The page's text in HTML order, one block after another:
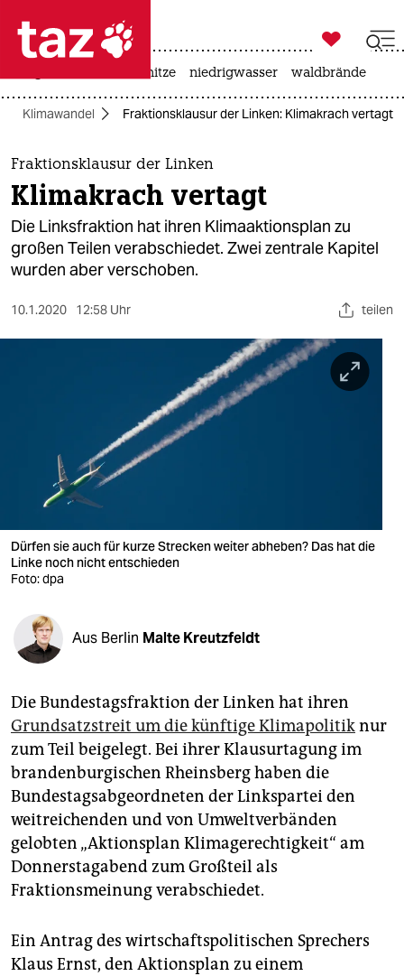
 taz zahl ich
taz zahl ich
themen
politik
öko
wahrheit
verlag
verlag
shop
fragen & hilfe
unterstützen
abo
genossenschaft
epaper login

taz zahl ich
hitze niedrigwasser waldbrände
Klimawandel Fraktionsklausur der Linken: Klimakrach vertagt
Fraktionsklausur der Linken
Klimakrach vertagt
Die Linksfraktion hat ihren Klimaaktionsplan zu
großen Teilen verabschiedet. Zwei zentrale Kapitel
wurden aber verschoben.
10.1.2020 12:58 Uhr teilen
Dürfen sie auch für kurze Strecken weiter abheben? Das hat die
Linke noch nicht entschieden
Foto: dpa
Aus Berlin Malte Kreutzfeldt
Die Bundestagsfraktion der Linken hat ihren
Grundsatzstreit um die künftige Klimapolitiknur
zum Teil beigelegt. Bei ihrer Klausurtagung im
brandenburgischen Rheinsberg haben die
Bundestagsabgeordneten der Linkspartei den
weitreichenden und von Umweltverbänden
gelobten „Aktionsplan Klimagerechtigkeit“ am
Donnerstagabend zum Großteil als
Fraktionsmeinung verabschiedet.
Ein Antrag des wirtschaftspolitischen Sprechers
Klaus Ernst, den Aktionsplan zu einem